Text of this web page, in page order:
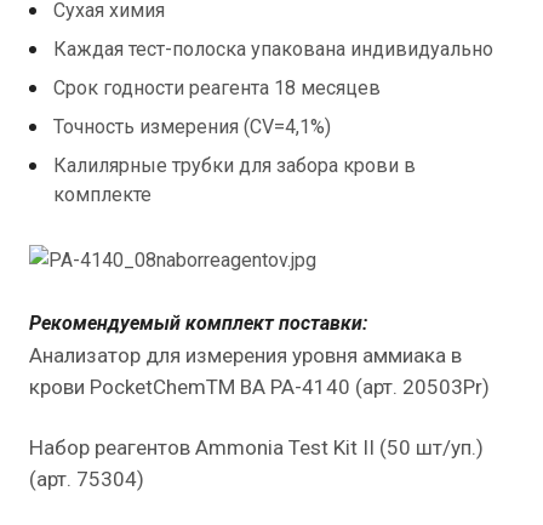
Сухая химия
Каждая тест-полоска упакована индивидуально
Срок годности реагента 18 месяцев
Точность измерения (CV=4,1%)
Калилярные трубки для забора крови в
комплекте
Рекомендуемый комплект поставки:
Анализатор для измерения уровня аммиака в
крови PocketChemTM BA PA-4140 (арт. 20503Pr)
Набор реагентов Ammonia Test Kit II (50 шт/уп.)
(арт. 75304)